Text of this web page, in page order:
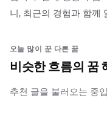
니, 최근의 경험과 함께
오늘 많이 꾼 다른 꿈
비슷한 흐름의 꿈
추천 글을 불러오는 중